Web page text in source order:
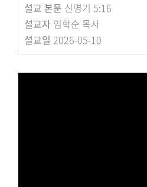
설교 본문 신명기 5:16
설교자 임학순 목사
설교일 2026-05-10